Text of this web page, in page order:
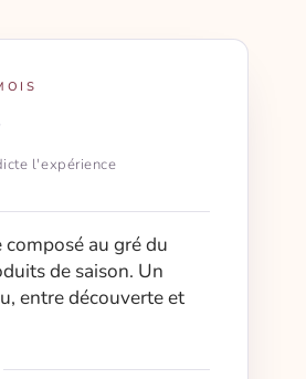
l'expérience
au gré du
de saison. Un
entre découverte et